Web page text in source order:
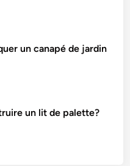
un canapé de jardin
un lit de palette?